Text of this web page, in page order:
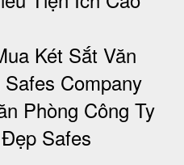
Két Sắt Văn
Company
Phòng Công Ty
Safes